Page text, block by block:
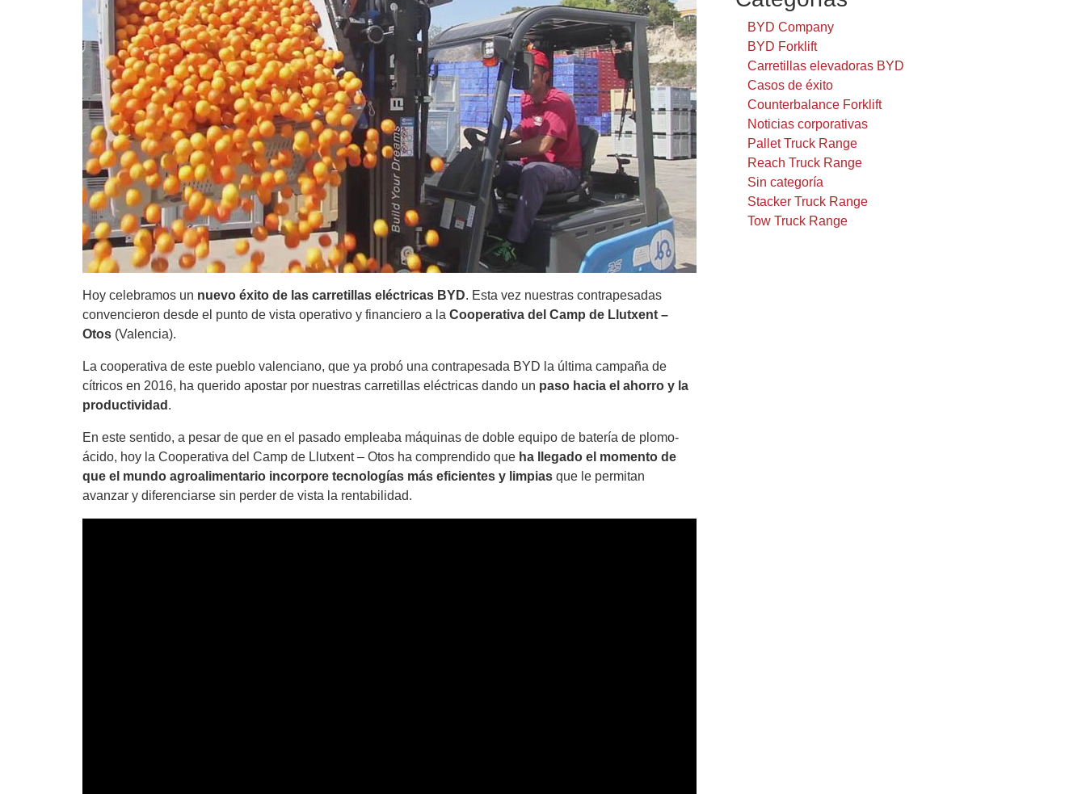
Hoy celebramos un nuevo éxito de las carretillas eléctricas BYD. Esta vez nuestras contrapesadas
convencieron desde el punto de vista operativo y financiero a la Cooperativa del Camp de Llutxent –
Otos (Valencia).
La cooperativa de este pueblo valenciano, que ya probó una contrapesada BYD la última campaña de
cítricos en 2016, ha querido apostar por nuestras carretillas eléctricas dando un paso hacia el ahorro y la
productividad .
En este sentido, a pesar de que en el pasado empleaba máquinas de doble equipo de batería de plomo-
ácido, hoy la Cooperativa del Camp de Llutxent – Otos ha comprendido que ha llegado el momento de
que el mundo agroalimentario incorpore tecnologías más eficientes y limpias que le permitan
avanzar y diferenciarse sin perder de vista la rentabilidad.
BYD Company
BYD Forklift
Carretillas elevadoras BYD
Casos de éxito
Counterbalance Forklift
Noticias corporativas
Pallet Truck Range
Reach Truck Range
Sin categoría
Stacker Truck Range
Tow Truck Range